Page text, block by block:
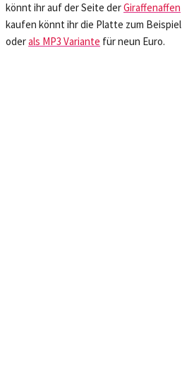
könnt ihr auf der Seite derGiraffenaffen
kaufen könnt ihr die Platte zum Beispiel
oderals MP3 Variante für neun Euro.